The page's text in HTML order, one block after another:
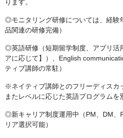
ります。
◎モニタリング研修については、経験
品関連の研修完備）
◎英語研修（短期留学制度、アプリ活
アに応じて】）、English
ティブ講師の常駐）
※ネイティブ講師とのフリーディスカ
またレベルに応じた英語プログラムを
◎新キャリア制度運用中（PM、DM、
リア選択可能）